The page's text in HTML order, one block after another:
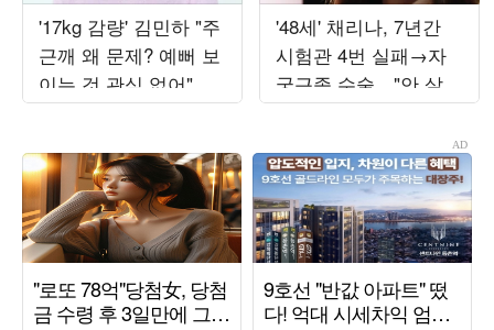
'17kg 감량' 김민하 "주
근깨 왜 문제? 예뻐 보
이는 것 관심 없어"
('전현무계획4')
'48세' 채리나, 7년간
시험관 4번 실패→자
궁근종 수술…"안 살고
싶었다" ('터치미')